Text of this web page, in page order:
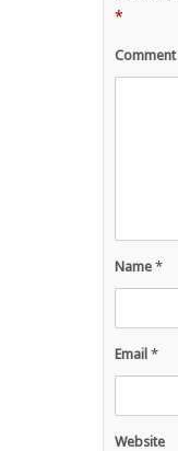
*
Comment
Name *
Email *
Website